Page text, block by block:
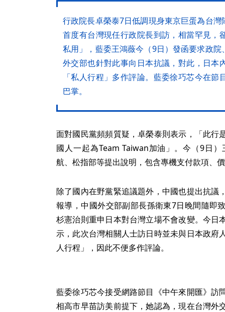
行政院長卓榮泰7日低調現身東京巨蛋為台
首度有台灣現任行政院長到訪，相當罕見，
私用」，藍委王鴻薇今（9日）發函要求政
外交部也針對此事向日本抗議，對此，日本
「私人行程」多作評論。藍委徐巧芯今在
巴掌。
面對國民黨頻頻質疑，卓榮泰則表示，「此行
國人一起為Team Taiwan加油」。今（9日
航、松指部等提出說明，包含專機支付款項、
除了國內在野黨緊追議題外，中國也提出抗議
報導，中國外交部副部長孫衛東7日晚間隨即
杉憲治則重申日本對台灣立場不會改變。今日
示，此次台灣相關人士訪日時並未與日本政府
人行程」，因此不便多作評論。
藍委徐巧芯今接受網路節目《中午來開匯》訪
相高市早苗訪美前提下，她認為，現在台灣外